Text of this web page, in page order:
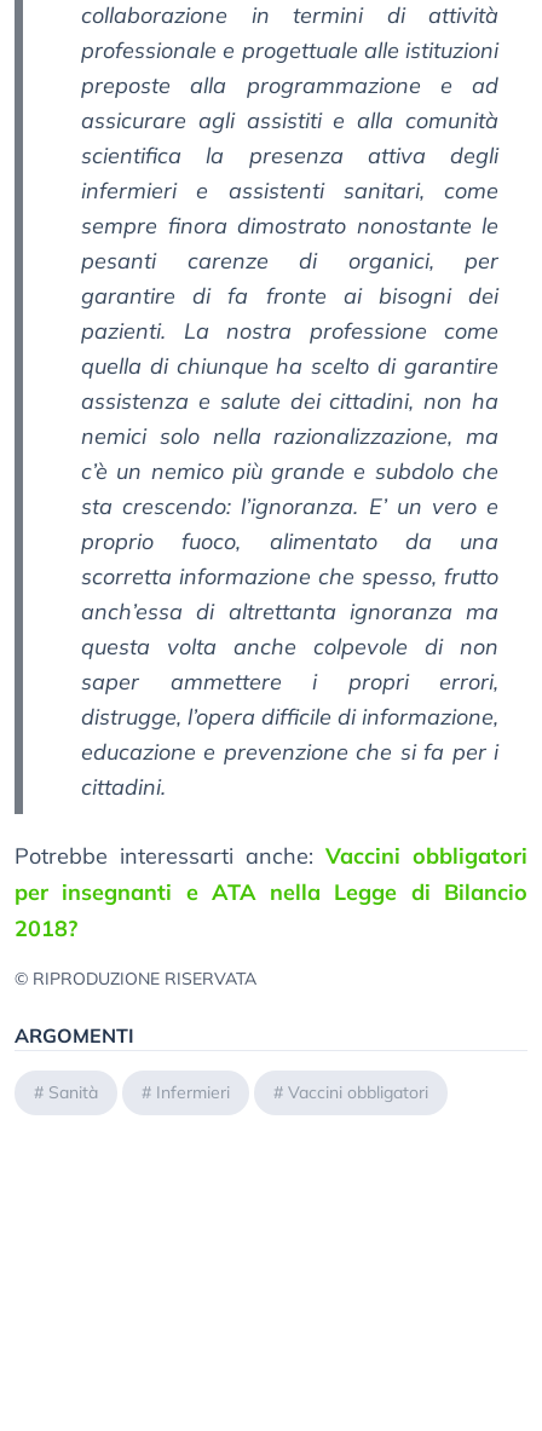
collaborazione in termini di attività
professionale e progettuale alle istituzioni
preposte alla programmazione e ad
assicurare agli assistiti e alla comunità
scientifica la presenza attiva degli
infermieri e assistenti sanitari, come
sempre finora dimostrato nonostante le
pesanti carenze di organici, per
garantire di fa fronte ai bisogni dei
pazienti. La nostra professione come
quella di chiunque ha scelto di garantire
assistenza e salute dei cittadini, non ha
nemici solo nella razionalizzazione, ma
c’è un nemico più grande e subdolo che
sta crescendo: l’ignoranza. E’ un vero e
proprio fuoco, alimentato da una
scorretta informazione che spesso, frutto
anch’essa di altrettanta ignoranza ma
questa volta anche colpevole di non
saper ammettere i propri errori,
distrugge, l’opera difficile di informazione,
educazione e prevenzione che si fa per i
cittadini.
Potrebbe interessarti anche: Vaccini obbligatori
per insegnanti e ATA nella Legge di Bilancio
2018?
© RIPRODUZIONE RISERVATA
ARGOMENTI
# Sanità # Infermieri # Vaccini obbligatori